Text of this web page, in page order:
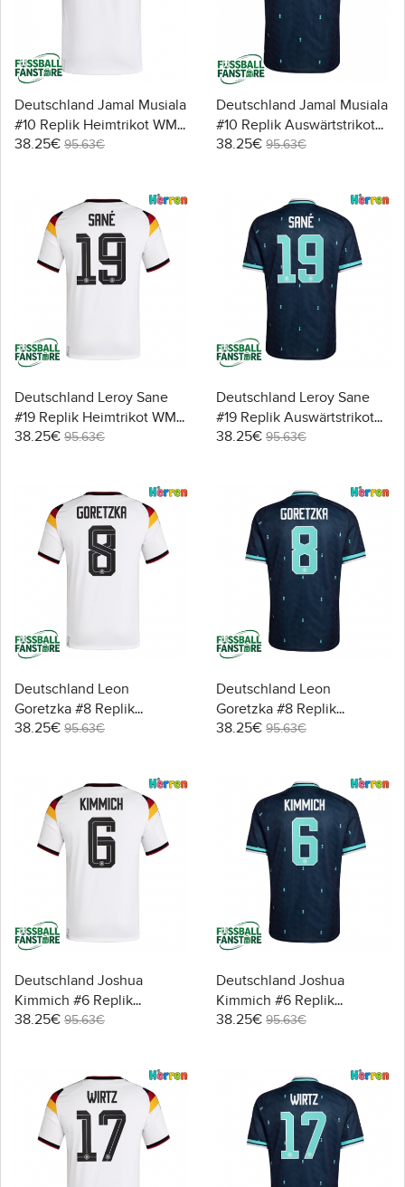
Deutschland Jamal Musiala
#10 Replik Heimtrikot WM
2026 Kurzarm
38.25€ 95.63€
Deutschland Jamal Musiala
#10 Replik Auswärtstrikot
WM 2026 Kurzarm
38.25€ 95.63€
Deutschland Leroy Sane
#19 Replik Heimtrikot WM
2026 Kurzarm
38.25€ 95.63€
Deutschland Leroy Sane
#19 Replik Auswärtstrikot
WM 2026 Kurzarm
38.25€ 95.63€
Deutschland Leon
Goretzka #8 Replik
Heimtrikot WM 2026
38.25€ 95.63€
Deutschland Leon
Goretzka #8 Replik
Auswärtstrikot WM 2026
38.25€ 95.63€
Deutschland Joshua
Kimmich #6 Replik
Heimtrikot WM 2026
38.25€ 95.63€
Deutschland Joshua
Kimmich #6 Replik
Auswärtstrikot WM 2026
38.25€ 95.63€